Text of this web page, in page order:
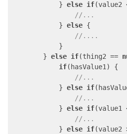
            }
else if(value2
//...
            }
else {
//....
            }
        }
else if(thing2 ==
if(hasValue1) {
//...
            }
else if
//...
            }
else if(value1
//...
            }
else if(value2